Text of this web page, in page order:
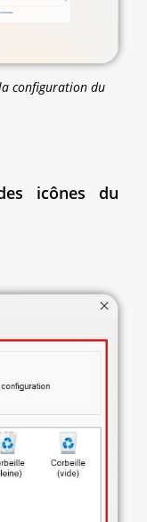
configuration du
icônes du